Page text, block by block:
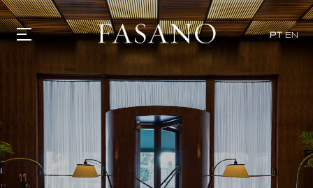
PT EN
VILLAS
SHOP | SELEZIONE
DESCUBRA